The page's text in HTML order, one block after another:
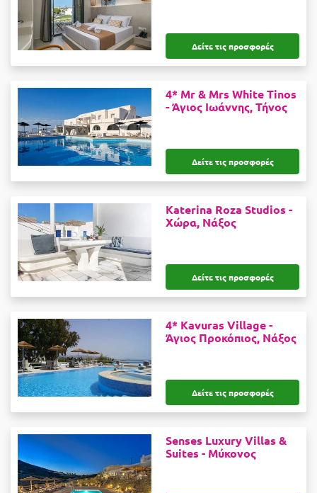
Δείτε τις προσφορές
4* Mr & Mrs White Tinos
-Άγιος Ιωάννης, Τήνος
Δείτε τις προσφορές
Katerina Roza Studios -
Χώρα, Νάξος
Δείτε τις προσφορές
4* Kavuras Village -
Άγιος Προκόπιος, Νάξος
Δείτε τις προσφορές
Senses Luxury Villas &
Suites - Μύκονος